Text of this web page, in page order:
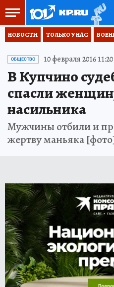
НОВОСТИ ТОЛЬКО У НАС
ОБЩЕСТВО 10 февраля 2016 11:20
В Купчино
спасли
насильника
Мужчины отбили и
жертву маньяка